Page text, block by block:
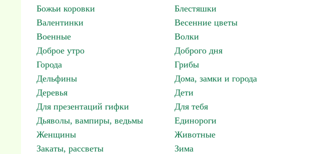
Божьи коровки
Блестяшки
Валентинки
Весенние цветы
Военные
Волки
Доброе утро
Доброго дня
Города
Грибы
Дельфины
Дома, замки и города
Деревья
Дети
Для презентаций гифки
Для тебя
Дьяволы, вампиры, ведьмы
Единороги
Женщины
Животные
Закаты, рассветы
Зима